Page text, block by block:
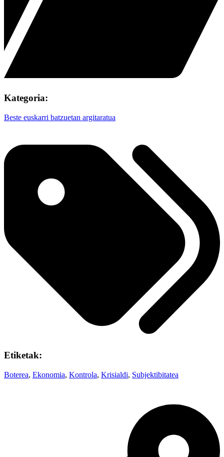
Kategoria:
Beste euskarri batzuetan argitaratua
Etiketak:
Boterea, Ekonomia, Kontrola, Krisialdi, Subjektibitatea